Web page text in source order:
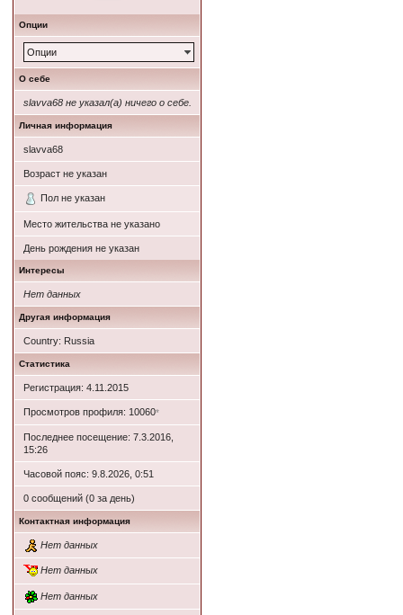
Опции
Опции
О себе
slavva68 не указал(а) ничего о себе.
Личная информация
slavva68
Возраст не указан
Пол не указан
Место жительства не указано
День рождения не указан
Интересы
Нет данных
Другая информация
Country: Russia
Статистика
Регистрация: 4.11.2015
Просмотров профиля: 10060*
Последнее посещение: 7.3.2016,
15:26
Часовой пояс: 9.8.2026, 0:51
0 сообщений (0 за день)
Контактная информация
Нет данных
Нет данных
Нет данных